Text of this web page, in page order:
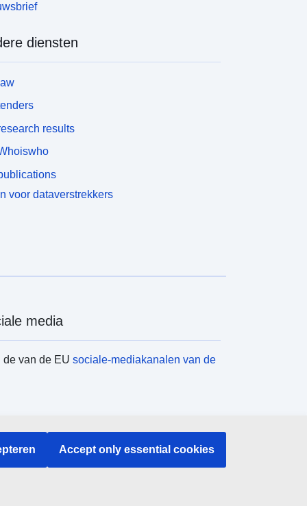
diensten
results
voor dataverstrekkers
media
de van de EUsociale-mediakanalen van de
naar EU-instellingen en -organen
Accept only essential cookies